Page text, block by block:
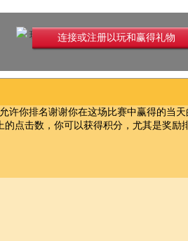
玩无限 连接或注册以玩和赢得礼物
许你排名谢谢你在这场比赛中赢得的当天
点击数，你可以获得积分，尤其是奖励